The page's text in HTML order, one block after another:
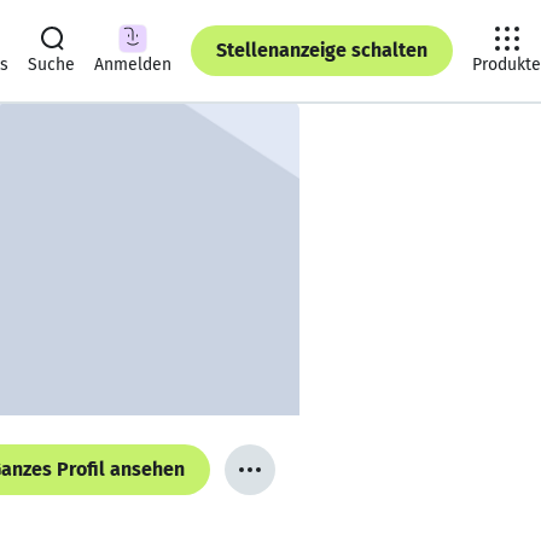
Suche Anmelden
Stellenanzeige schalten
Produkte
Profil ansehen